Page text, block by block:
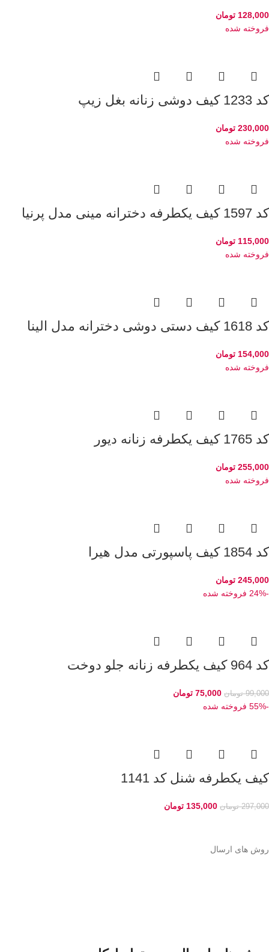
128,000 تومان
فروخته شده
کد 1233 کیف دوشی زنانه بغل زیپ
230,000 تومان
فروخته شده
کد 1597 کیف یکطرفه دخترانه مینی مدل پرنیا
115,000 تومان
فروخته شده
کد 1618 کیف دستی دوشی دخترانه مدل الینا
154,000 تومان
فروخته شده
کد 1765 کیف یکطرفه زنانه دیور
255,000 تومان
فروخته شده
کد 1854 کیف پاسپورتی مدل هیرا
245,000 تومان
-24%
فروخته شده
کد 964 کیف یکطرفه زنانه جلو دوخت
99,000 تومان 75,000 تومان
-55% فروخته شده
کیف یکطرفه شنل کد 1141
297,000 تومان 135,000 تومان
روش های ارسال